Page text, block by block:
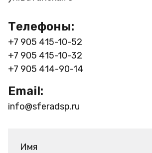
Телефоны:
+7 905 415-10-52
+7 905 415-10-32
+7 905 414-90-14
Email:
info@sferadsp.ru
Имя